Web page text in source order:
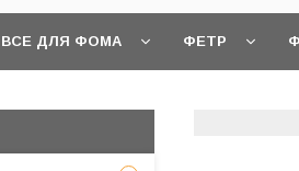
ВСЕ ДЛЯ ФОМА ФЕТР